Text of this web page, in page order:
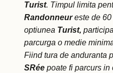
Turist. Timpul limita
Randonneureste de 60
optiunea Turist,
parcurga o medie
Fiind tura de anduranta
SRée poate fi parcurs in